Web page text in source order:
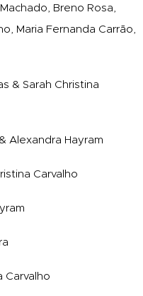
Breno Rosa,
Maria Fernanda Carrão,
& Sarah Christina
Alexandra Hayram
Carvalho
Carvalho